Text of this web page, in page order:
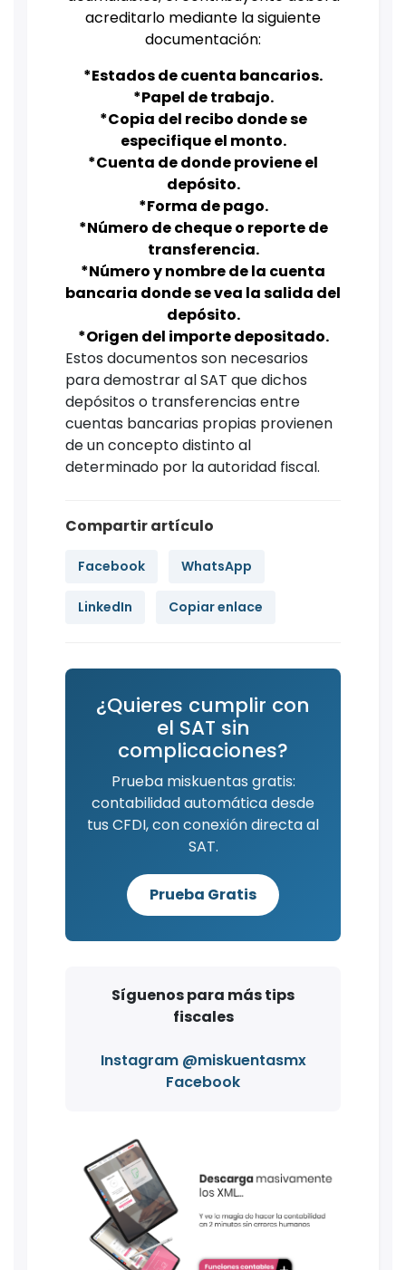
acreditarlo mediante la siguiente
documentación:
*Estados de cuenta bancarios.
*Papel de trabajo.
*Copia del recibo donde se
especifique el monto.
*Cuenta de donde proviene el
depósito.
*Forma de pago.
*Número de cheque o reporte de
transferencia.
*Número y nombre de la cuenta
bancaria donde se vea la salida del
depósito.
*Origen del importe depositado.
Estos documentos son necesarios
para demostrar al SAT que dichos
depósitos o transferencias entre
cuentas bancarias propias provienen
de un concepto distinto al
determinado por la autoridad fiscal.
Compartir artículo
Facebook WhatsApp
LinkedIn Copiar enlace
¿Quieres cumplir con
el SAT sin
complicaciones?
Prueba miskuentas gratis:
contabilidad automática desde
tus CFDI, con conexión directa al
SAT.
Prueba Gratis
Síguenos para más tips
fiscales
Instagram @miskuentasmx
Facebook